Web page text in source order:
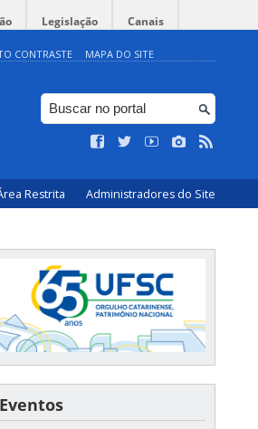
Legislação Canais
CONTRASTE MAPA DO SITE
Restrita Administradores do Site
Eventos